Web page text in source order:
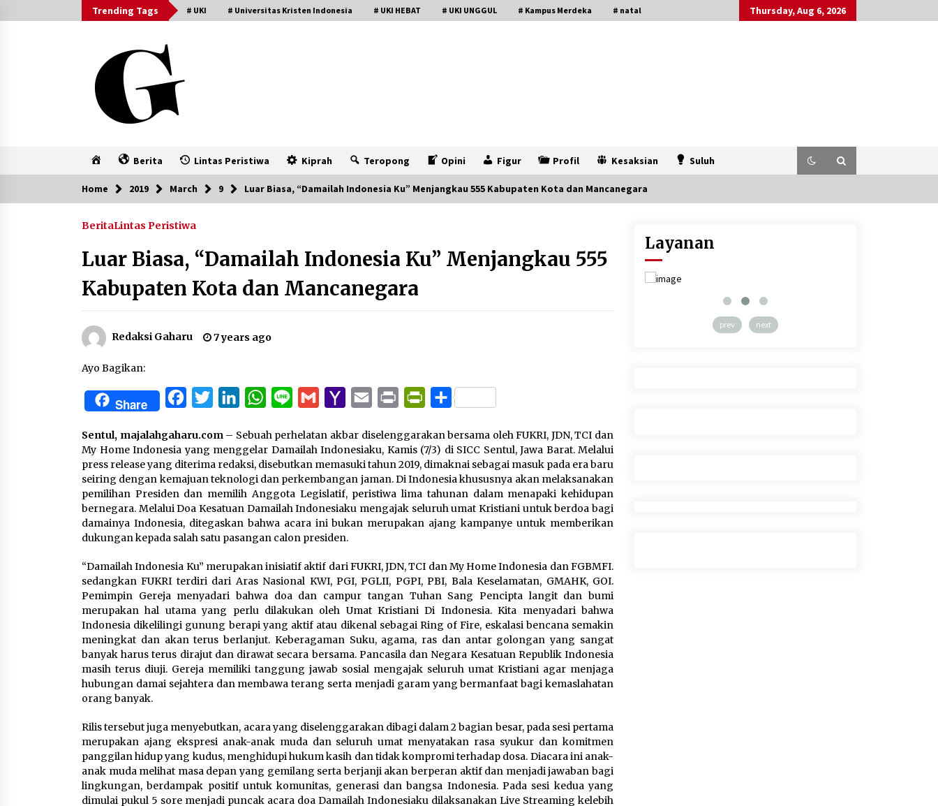
to
Trending Tags # UKI # Universitas Kristen Indonesia # UKI HEBAT # UKI UNGGUL # Kampus Merdeka # natal Thursday, Aug 6, 2026
Home Berita Lintas Peristiwa Kiprah Teropong Opini Figur Profil Kesaksian Suluh
Home 2019 March 9 Luar Biasa, “Damailah Indonesia Ku” Menjangkau 555 Kabupaten Kota dan Mancanegara
BeritaLintas Peristiwa
Luar Biasa, “Damailah Indonesia Ku” Menjangkau 555
Kabupaten Kota dan Mancanegara
Redaksi Gaharu 7 years ago
Ayo Bagikan:
Share FacebookTwitterLinkedInWhatsApp
Line Gmail Yahoo Email Print PrintFriendly
Share
Sentul, majalahgaharu.com– Sebuah perhelatan akbar diselenggarakan bersama oleh FUKRI, JDN, TCI dan
My Home Indonesia yang menggelar Damailah Indonesiaku, Kamis (7/3) di SICC Sentul, Jawa Barat. Melalui
press release yang diterima redaksi, disebutkan memasuki tahun 2019, dimaknai sebagai masuk pada era baru
seiring dengan kemajuan teknologi dan perkembangan jaman. Di Indonesia khususnya akan melaksanakan
pemilihan Presiden dan memilih Anggota Legislatif, peristiwa lima tahunan dalam menapaki kehidupan
bernegara. Melalui Doa Kesatuan Damailah Indonesiaku mengajak seluruh umat Kristiani untuk berdoa bagi
damainya Indonesia, ditegaskan bahwa acara ini bukan merupakan ajang kampanye untuk memberikan
dukungan kepada salah satu pasangan calon presiden.
“Damailah Indonesia Ku” merupakan inisiatif aktif dari FUKRI, JDN, TCI dan My Home Indonesia dan FGBMFI.
sedangkan FUKRI terdiri dari Aras Nasional KWI, PGI, PGLII, PGPI, PBI, Bala Keselamatan, GMAHK, GOI.
Pemimpin Gereja menyadari bahwa doa dan campur tangan Tuhan Sang Pencipta langit dan bumi
merupakan hal utama yang perlu dilakukan oleh Umat Kristiani Di Indonesia. Kita menyadari bahwa
Indonesia dikelilingi gunung berapi yang aktif atau dikenal sebagai Ring of Fire, eskalasi bencana semakin
meningkat dan akan terus berlanjut. Keberagaman Suku, agama, ras dan antar golongan yang sangat
banyak harus terus dirajut dan dirawat secara bersama. Pancasila dan Negara Kesatuan Republik Indonesia
masih terus diuji. Gereja memiliki tanggung jawab sosial mengajak seluruh umat Kristiani agar menjaga
hubungan damai sejahtera dan membawa terang serta menjadi garam yang bermanfaat bagi kemaslahatan
orang banyak.
Rilis tersebut juga menyebutkan, acara yang diselenggarakan dibagi dalam 2 bagian besar, pada sesi pertama
merupakan ajang ekspresi anak-anak muda dan seluruh umat menyatakan rasa syukur dan komitmen
panggilan hidup yang kudus, menghidupi hukum kasih dan tidak kompromi terhadap dosa. Diacara ini anak-
anak muda melihat masa depan yang gemilang serta berjanji akan berperan aktif dan menjadi jawaban bagi
lingkungan, berdampak positif untuk komunitas, generasi dan bangsa Indonesia. Pada sesi kedua yang
dimulai pukul 5 sore menjadi puncak acara doa Damailah Indonesiaku dilaksanakan Live Streaming kelebih
Layanan
prev next